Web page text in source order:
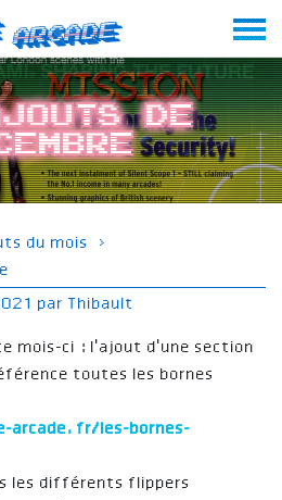
Arcade
de
du mois
›
par Thibault
mois-ci : l'ajout d'une section
toutes les bornes
les-bornes-
les différents flippers